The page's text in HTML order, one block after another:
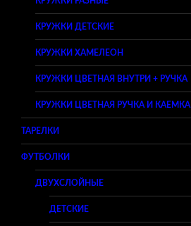
КРУЖКИ ДЕТСКИЕ
КРУЖКИ ХАМЕЛЕОН
КРУЖКИ ЦВЕТНАЯ ВНУТРИ + РУЧКА
КРУЖКИ ЦВЕТНАЯ РУЧКА И КАЕМКА
ТАРЕЛКИ
ФУТБОЛКИ
ДВУХСЛОЙНЫЕ
ДЕТСКИЕ